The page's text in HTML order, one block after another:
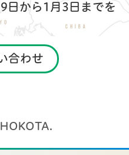
日から1月3日までを
合わせ